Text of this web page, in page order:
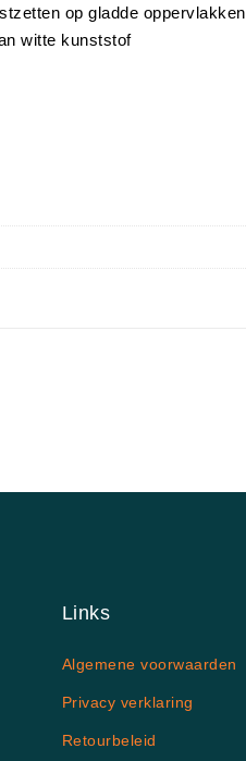
op gladde oppervlakken
witte kunststof
Links
Algemene voorwaarden
Privacy verklaring
Retourbeleid